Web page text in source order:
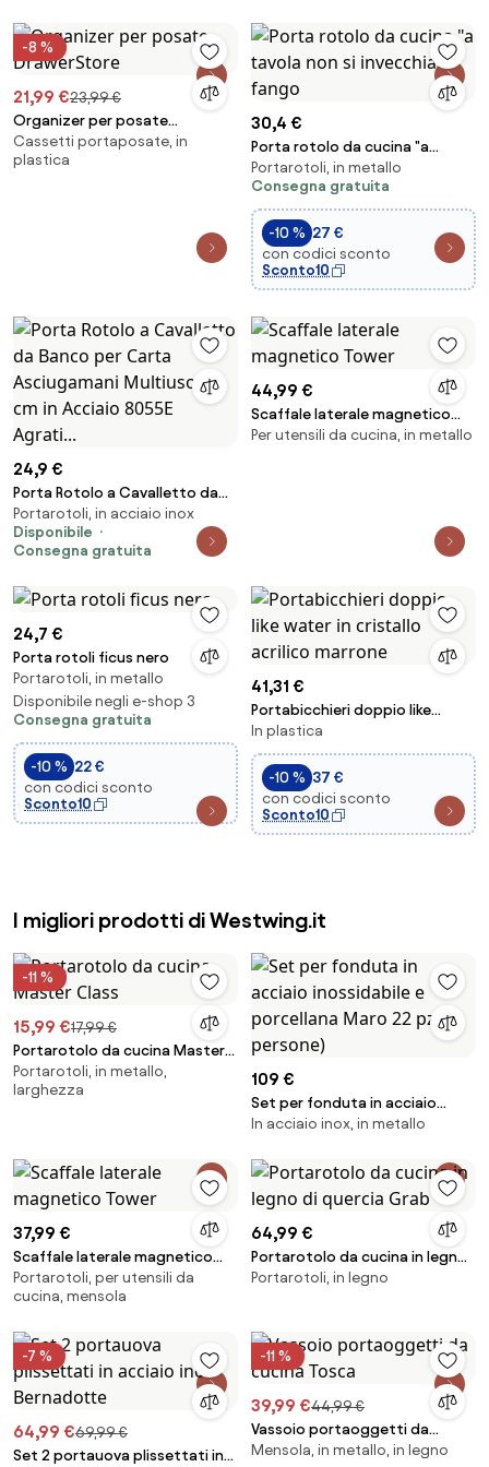
-8 %
21,99 €23,99 €
Organizer per posate
DrawerStore
Cassetti portaposate, in
plastica
30,4 €
Porta rotolo da cucina "a
tavola non si invecchia" fango
Portarotoli, in metallo
Consegna gratuita
-10 % 27 €
con codici sconto
Sconto10
24,9 €
Porta Rotolo a Cavalletto da
Banco per Carta Asciugamani
Multiuso 30 cm in Acciaio 8055E
Agrati...
Portarotoli, in acciaio inox
Disponibile
Consegna gratuita
44,99 €
Scaffale laterale magnetico
Tower
Per utensili da cucina, in metallo
24,7 €
Porta rotoli ficus nero
Portarotoli, in metallo
Disponibile negli e-shop 3
Consegna gratuita
-10 % 22 €
con codici sconto
Sconto10
41,31 €
Portabicchieri doppio like
water in cristallo acrilico
marrone
In plastica
-10 % 37 €
con codici sconto
Sconto10
I migliori prodotti di Westwing.it
-11 %
15,99 €17,99 €
Portarotolo da cucina Master
Class
Portarotoli, in metallo,
larghezza
109 €
Set per fonduta in acciaio
inossidabile e porcellana Maro
In acciaio inox, in metallo
37,99 €
Scaffale laterale magnetico
Tower
Portarotoli, per utensili da
cucina, mensola
64,99 €
Portarotolo da cucina in legno
di quercia Grab
Portarotoli, in legno
-7 %
64,99 €69,99 €
Set 2 portauova plissettati in
-11 %
39,99 €44,99 €
Vassoio portaoggetti da
cucina Tosca
Mensola, in metallo, in legno